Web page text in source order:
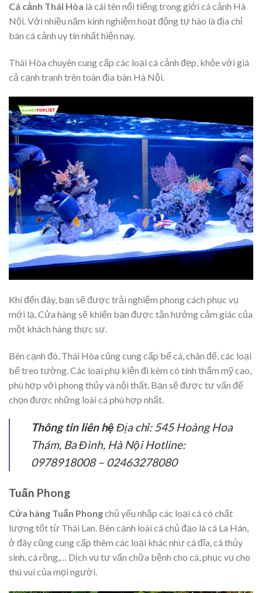
Cá cảnh Thái Hòa là cái tên nổi tiếng trong giới cá cảnh Hà
Nội. Với nhiều năm kinh nghiệm hoạt động tự hào là địa chỉ
bán cá cảnh uy tín nhất hiện nay.
Thái Hòa chuyên cung cấp các loại cá cảnh đẹp, khỏe với giá
cả cạnh tranh trên toàn địa bàn Hà Nội.
Khi đến đây, bạn sẽ được trải nghiệm phong cách phục vụ
mới lạ. Cửa hàng sẽ khiến bạn được tận hưởng cảm giác của
một khách hàng thực sự.
Bên cạnh đó, Thái Hòa cũng cung cấp bể cá, chân đế, các loại
bể treo tường. Các loại phụ kiện đi kèm có tính thẩm mỹ cao,
phù hợp với phong thủy và nội thất. Bạn sẽ được tư vấn để
chọn được những loài cá phù hợp nhất.
Thông tin liên hệ Địa chỉ: 545 Hoàng Hoa
Thám, Ba Đình, Hà Nội Hotline:
0978918008 – 02463278080
Tuấn Phong
Cửa hàng Tuấn Phongchủ yếu nhập các loại cá có chất
lượng tốt từ Thái Lan. Bên cạnh loài cá chủ đạo là cá La Hán,
ở đây cũng cung cấp thêm các loại khác như cá đĩa, cá thủy
sinh, cá rồng,… Dịch vụ tư vấn chữa bệnh cho cá, phục vụ cho
thú vui của mọi người.